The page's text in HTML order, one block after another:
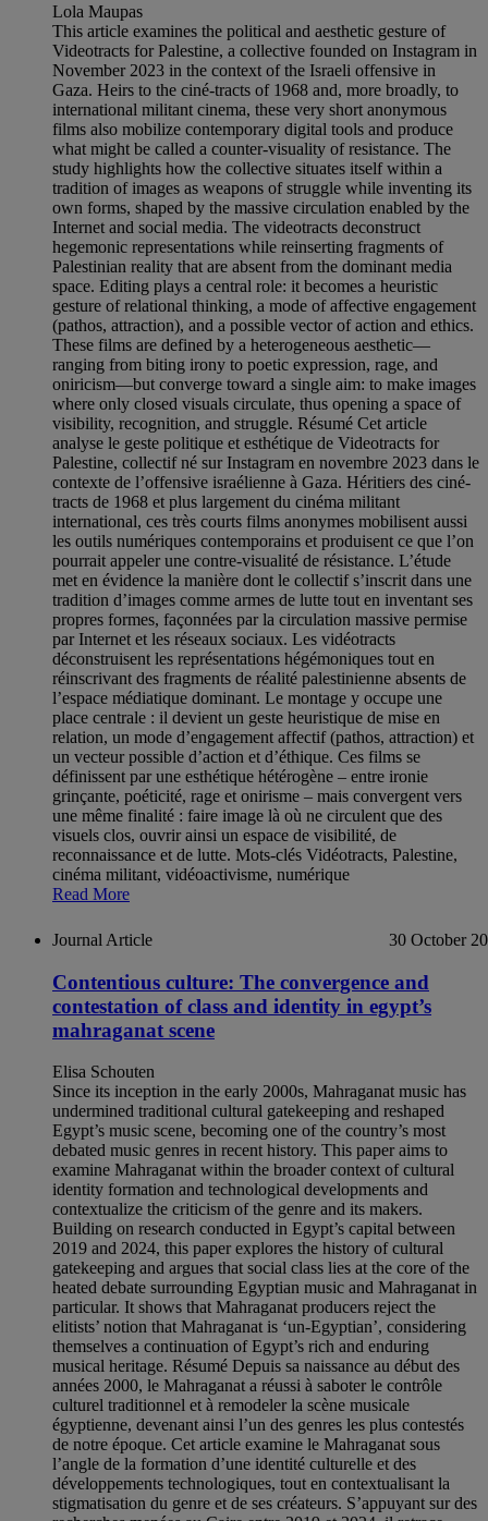
Lola Maupas
This article examines the political and aesthetic gesture of
Videotracts for Palestine, a collective founded on Instagram in
November 2023 in the context of the Israeli offensive in
Gaza. Heirs to the ciné-tracts of 1968 and, more broadly, to
international militant cinema, these very short anonymous
films also mobilize contemporary digital tools and produce
what might be called a counter-visuality of resistance. The
study highlights how the collective situates itself within a
tradition of images as weapons of struggle while inventing its
own forms, shaped by the massive circulation enabled by the
Internet and social media. The videotracts deconstruct
hegemonic representations while reinserting fragments of
Palestinian reality that are absent from the dominant media
space. Editing plays a central role: it becomes a heuristic
gesture of relational thinking, a mode of affective engagement
(pathos, attraction), and a possible vector of action and ethics.
These films are defined by a heterogeneous aesthetic—
ranging from biting irony to poetic expression, rage, and
oniricism—but converge toward a single aim: to make images
where only closed visuals circulate, thus opening a space of
visibility, recognition, and struggle. Résumé Cet article
analyse le geste politique et esthétique de Videotracts for
Palestine, collectif né sur Instagram en novembre 2023 dans le
contexte de l’offensive israélienne à Gaza. Héritiers des ciné-
tracts de 1968 et plus largement du cinéma militant
international, ces très courts films anonymes mobilisent aussi
les outils numériques contemporains et produisent ce que l’on
pourrait appeler une contre-visualité de résistance. L’étude
met en évidence la manière dont le collectif s’inscrit dans une
tradition d’images comme armes de lutte tout en inventant ses
propres formes, façonnées par la circulation massive permise
par Internet et les réseaux sociaux. Les vidéotracts
déconstruisent les représentations hégémoniques tout en
réinscrivant des fragments de réalité palestinienne absents de
l’espace médiatique dominant. Le montage y occupe une
place centrale : il devient un geste heuristique de mise en
relation, un mode d’engagement affectif (pathos, attraction) et
un vecteur possible d’action et d’éthique. Ces films se
définissent par une esthétique hétérogène – entre ironie
grinçante, poéticité, rage et onirisme – mais convergent vers
une même finalité : faire image là où ne circulent que des
visuels clos, ouvrir ainsi un espace de visibilité, de
reconnaissance et de lutte. Mots-clés Vidéotracts, Palestine,
cinéma militant, vidéoactivisme, numérique
Read More
Journal Article 30 October
Contentious culture: The convergence and
contestation of class and identity in egypt’s
mahraganat scene
Elisa Schouten
Since its inception in the early 2000s, Mahraganat music has
undermined traditional cultural gatekeeping and reshaped
Egypt’s music scene, becoming one of the country’s most
debated music genres in recent history. This paper aims to
examine Mahraganat within the broader context of cultural
identity formation and technological developments and
contextualize the criticism of the genre and its makers.
Building on research conducted in Egypt’s capital between
2019 and 2024, this paper explores the history of cultural
gatekeeping and argues that social class lies at the core of the
heated debate surrounding Egyptian music and Mahraganat in
particular. It shows that Mahraganat producers reject the
elitists’ notion that Mahraganat is ‘un-Egyptian’, considering
themselves a continuation of Egypt’s rich and enduring
musical heritage. Résumé Depuis sa naissance au début des
années 2000, le Mahraganat a réussi à saboter le contrôle
culturel traditionnel et à remodeler la scène musicale
égyptienne, devenant ainsi l’un des genres les plus contestés
de notre époque. Cet article examine le Mahraganat sous
l’angle de la formation d’une identité culturelle et des
développements technologiques, tout en contextualisant la
stigmatisation du genre et de ses créateurs. S’appuyant sur des